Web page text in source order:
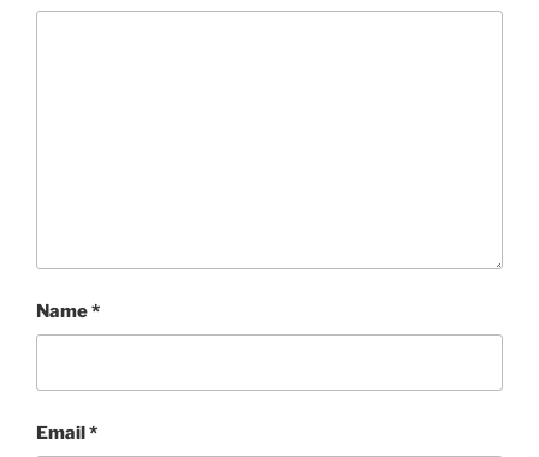
Name*
Email*